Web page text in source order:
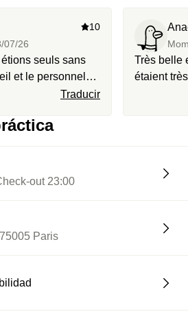
07/26
10
seuls sans
et le personnel
Traducir
Très belle
étaient
out 23:00
Paris